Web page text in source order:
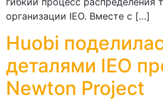
организации IEO. Вместе с […]
Huobi
деталями IEO
Newton Project